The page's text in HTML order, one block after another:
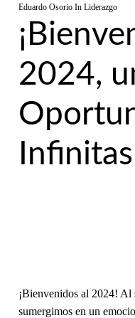
Eduardo Osorio In Liderazgo
2024,
¡Bienvenidos al 2024! Al
sumergimos en un